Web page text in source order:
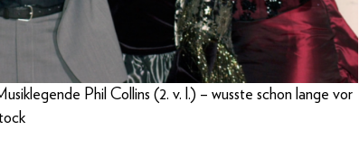
Phil Collins (2. v. l.) – wusste schon lange vor